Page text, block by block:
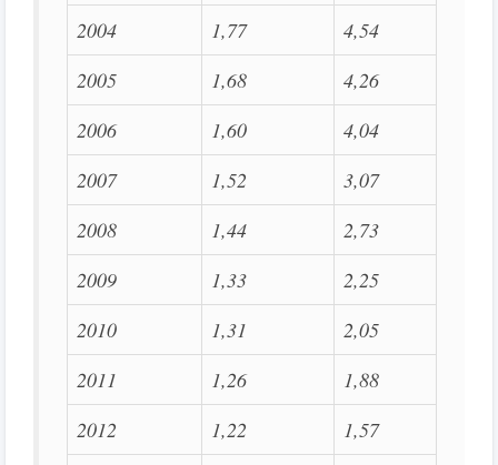
2004
1,77
4,54
2005
1,68
4,26
2006
1,60
4,04
2007
1,52
3,07
2008
1,44
2,73
2009
1,33
2,25
2010
1,31
2,05
2011
1,26
1,88
2012
1,22
1,57